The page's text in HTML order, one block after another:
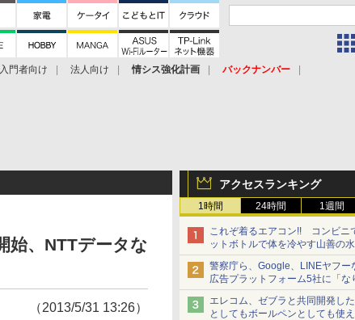
門者向け 法人向け 情シス強化計画
バックナンバー
アクセスランキング
1時間 24時間 1週間
これぞ着るエアコン!! コンビニ
ットボトルで体を冷やす山善の
ードバイクにちょうどいい【ぼ
ど！その14】【空いた時間でな
警察庁ら、Google、LINEヤフー
広告プラットフォーム5社に「な
広告」対策強化を要請 著名人
使った投資詐欺などへの対策とし
エレコム、ゼブラと共同開発し
としてもボールペンとしても使
始、NTTデータな
（2013/5/31 13:26）